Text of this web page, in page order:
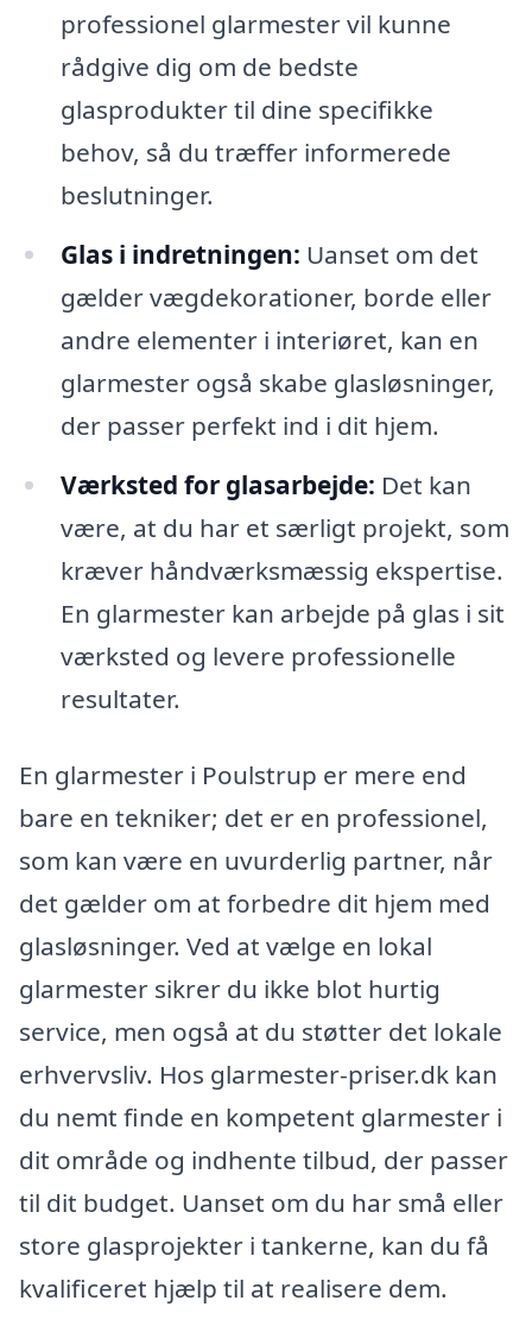
professionel glarmester vil kunne
rådgive dig om de bedste
glasprodukter til dine specifikke
behov, så du træffer informerede
beslutninger.
Glas i indretningen: Uanset om det
gælder vægdekorationer, borde eller
andre elementer i interiøret, kan en
glarmester også skabe glasløsninger,
der passer perfekt ind i dit hjem.
Værksted for glasarbejde: Det kan
være, at du har et særligt projekt, som
kræver håndværksmæssig ekspertise.
En glarmester kan arbejde på glas i sit
værksted og levere professionelle
resultater.
En glarmester i Poulstrup er mere end
bare en tekniker; det er en professionel,
som kan være en uvurderlig partner, når
det gælder om at forbedre dit hjem med
glasløsninger. Ved at vælge en lokal
glarmester sikrer du ikke blot hurtig
service, men også at du støtter det lokale
erhvervsliv. Hos glarmester-priser.dk kan
du nemt finde en kompetent glarmester i
dit område og indhente tilbud, der passer
til dit budget. Uanset om du har små eller
store glasprojekter i tankerne, kan du få
kvalificeret hjælp til at realisere dem.